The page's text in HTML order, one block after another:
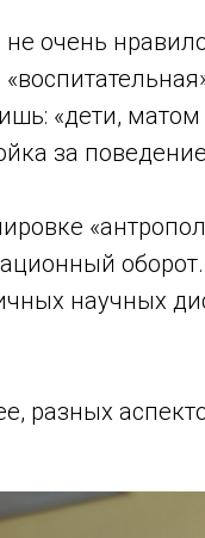
очень
«дети, матом
за
научных
разных